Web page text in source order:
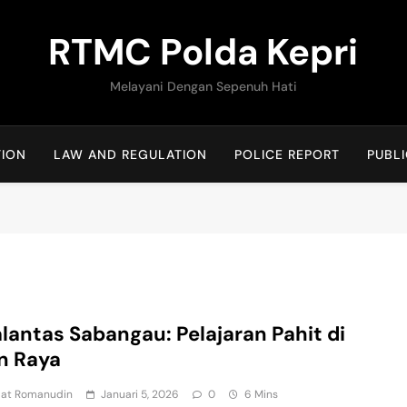
RTMC Polda Kepri
Melayani Dengan Sepenuh Hati
LAW AND REGULATION POLICE REPORT
Sabangau: Pelajaran Pahit di
Raya
Romanudin Januari 5, 2026 0 6 Mins